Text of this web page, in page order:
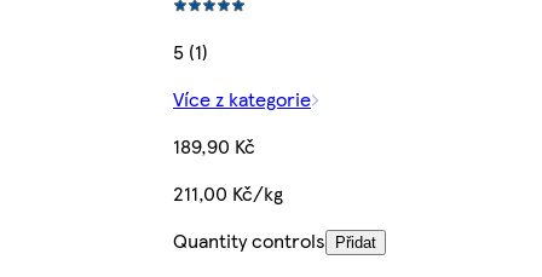
5 (1)
Více z kategorie
189,90 Kč
211,00 Kč/kg
Quantity controls
Přidat